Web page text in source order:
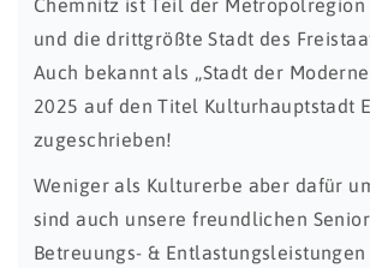
Chemnitz ist Teil der
und die drittgrößte Stadt des
Auch bekannt als „Stadt der
2025 auf den Titel Kulturhauptstadt
zugeschrieben!
Weniger als Kulturerbe aber dafür
sind auch unsere freundlichen
Betreuungs- &